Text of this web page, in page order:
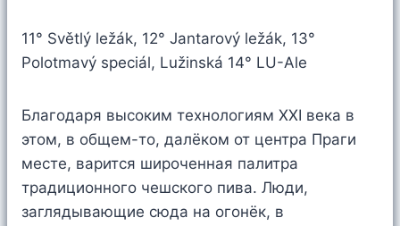
11° Světlý ležák, 12° Jantarový ležák, 13°
Polotmavý speciál, Lužinská 14° LU-Ale
Благодаря высоким технологиям XXI века в
этом, в общем-то, далёком от центра Праги
месте, варится широченная палитра
традиционного чешского пива. Люди,
заглядывающие сюда на огонёк, в